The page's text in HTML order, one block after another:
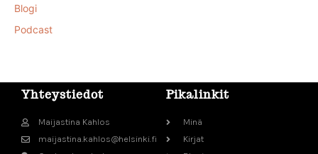
Blogi
Podcast
Yhteystiedot
Maijastina Kahlos
maijastina.kahlos@helsinki.fi
Pikalinkit
Minä
Kirjat